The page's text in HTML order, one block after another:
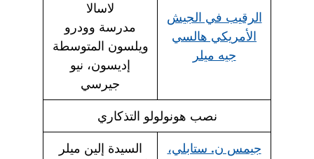
الرقيب في الجيش
الأمريكي هالسي
جيه ميلر
لاسالا
مدرسة وودرو
ويلسون المتوسطة
إديسون، نيو
جيرسي
نصب هونولولو التذكاري
جيمس ن. ستابلي،
السيدة إلين ميلر